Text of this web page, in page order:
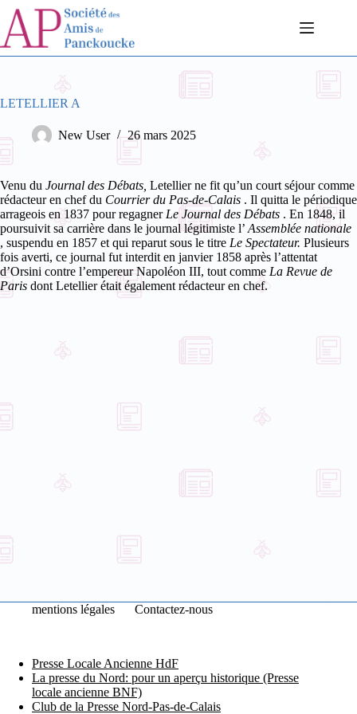
Passer
contenu
LETELLIER A
New User 26 mars 2025
Venu du Journal des Débats, Letellier ne fit qu’un court séjour comme
rédacteur en chef du Courrier du Pas-de-Calais . Il quitta le périodique
arrageois en 1837 pour regagner Le Journal des Débats . En 1848, il
poursuivit sa carrière dans le journal légitimiste l’ Assemblée nationale
, suspendu en 1857 et qui reparut sous le titre Le Spectateur. Plusieurs
fois averti, ce journal fut interdit en janvier 1858 après l’attentat
d’Orsini contre l’empereur Napoléon III, tout comme La Revue de
Paris dont Letellier était également rédacteur en chef.
mentions légales Contactez-nous
Presse Locale Ancienne HdF
La presse du Nord: pour un aperçu historique (Presse
locale ancienne BNF)
Club de la Presse Nord-Pas-de-Calais